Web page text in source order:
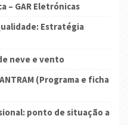
– GAR Eletrónicas
Estratégia
neve e vento
(Programa e ficha
ponto de situação a